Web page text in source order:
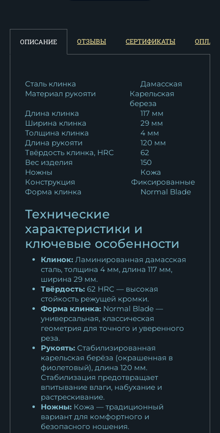
рукоять...
Нож Беркут 2 дамаск
торцевой...
Нож Беркут 2 M390
стабилизированная...
Нож Беркут 2 сталь Х12МФ -
сатин...
10 922₽
Нож Беркут 2 сталь булат
рукоять...
Нож Беркут 2 сталь RWL-34
рукоять...
18 763₽
Нож Беркут 2 сталь кованая
Х12МФ -...
13 188₽
Нож Беркут 2 сталь N690 -
сатин...
ОПИСАНИЕ ОТЗЫВЫ СЕРТИФИКАТЫ
Сталь клинка
Дамасская
Материал рукояти
Карельская
береза
Длина клинка
117 мм
Ширина клинка
29 мм
Толщина клинка
4 мм
Длина рукояти
120 мм
Твёрдость клинка, HRC
62
Вес изделия
150
Ножны
Кожа
Конструкция
Фиксированные
Форма клинка
Normal Blade
Технические
характеристики и
ключевые особенности
Клинок: Ламинированная дамасская
сталь, толщина 4 мм, длина 117 мм,
ширина 29 мм.
Твёрдость: 62 HRC — высокая
стойкость режущей кромки.
Форма клинка: Normal Blade —
универсальная, классическая
геометрия для точного и уверенного
реза.
Рукоять: Стабилизированная
карельская берёза (окрашенная в
фиолетовый), длина 120 мм.
Стабилизация предотвращает
впитывание влаги, набухание и
растрескивание.
Ножны: Кожа — традиционный
вариант для комфортного и
безопасного ношения.